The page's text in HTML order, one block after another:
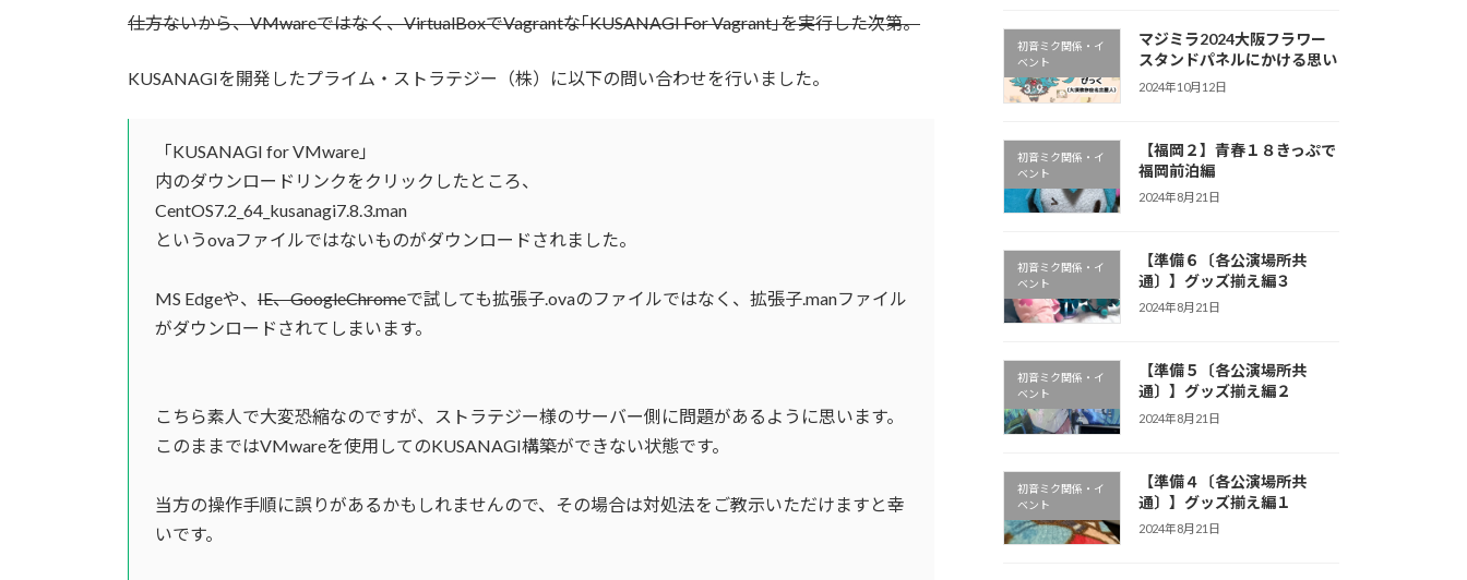
仕方ないから、VMwareではなく、VirtualBoxでVagrantな｢KUSANAGI For Vagrant｣を実行した次第。
KUSANAGIを開発したプライム・ストラテジー（株）に以下の問い合わせを行いました。
「KUSANAGI for VMware」
内のダウンロードリンクをクリックしたところ、
CentOS7.2_64_kusanagi7.8.3.man
というovaファイルではないものがダウンロードされました。
MS Edgeや、 IE、GoogleChromeで試しても拡張子.ovaのファイルではなく、拡張子.manファイル
がダウンロードされてしまいます。
こちら素人で大変恐縮なのですが、ストラテジー様のサーバー側に問題があるように思います。
このままではVMwareを使用してのKUSANAGI構築ができない状態です。
当方の操作手順に誤りがあるかもしれませんので、その場合は対処法をご教示いただけますと幸
いです。
初音ミク関係・イ
ベント
マジミラ2024大阪フラワー
スタンドパネルにかける思い
2024年10月12日
初音ミク関係・イ
ベント
【福岡２】青春１８きっぷで
福岡前泊編
2024年8月21日
初音ミク関係・イ
ベント
【準備６〔各公演場所共
通〕】グッズ揃え編３
2024年8月21日
初音ミク関係・イ
ベント
【準備５〔各公演場所共
通〕】グッズ揃え編２
2024年8月21日
初音ミク関係・イ
ベント
【準備４〔各公演場所共
通〕】グッズ揃え編１
2024年8月21日